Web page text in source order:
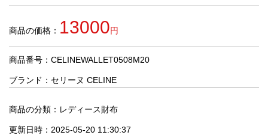
商
人
気
商
商品の価格： 13000円
商品番号：CELINEWALLET0508M20
ブランド： セリーヌ CELINE
商品の分類： レディース財布
更新日時：2025-05-20 11:30:37